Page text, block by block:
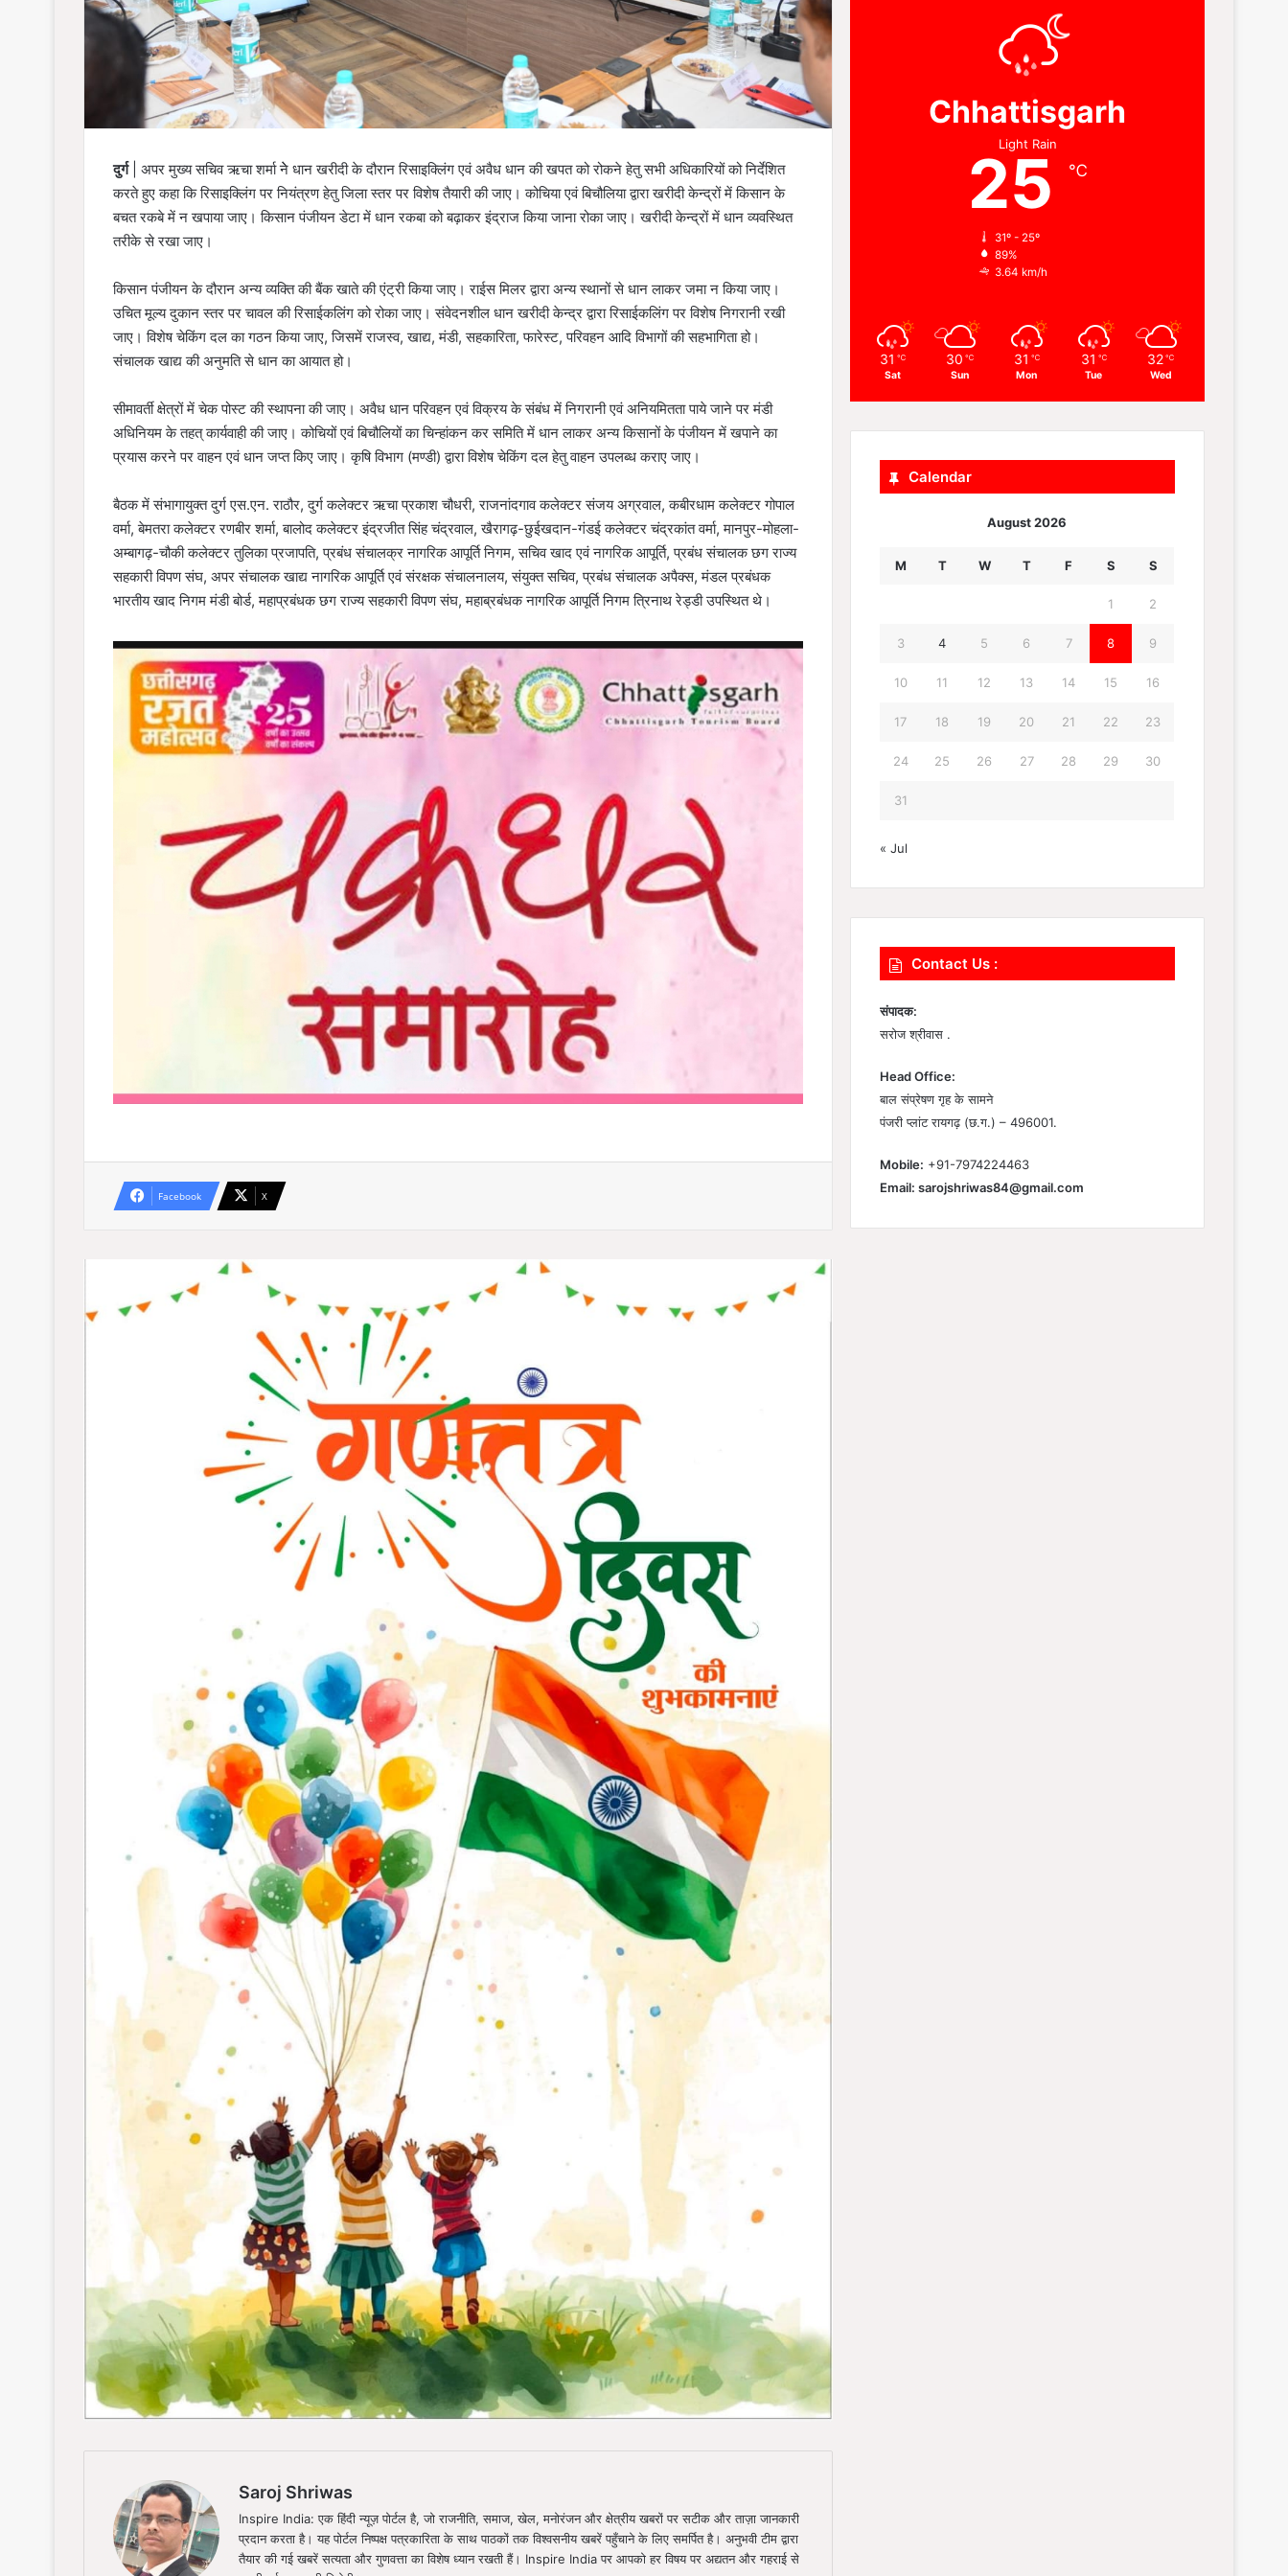
दुर्ग| अपर मुख्य सचिव ऋचा शर्मा नेे धान खरीदी के दौरान रिसाइक्लिंग एवं अवैध धान की खपत को रोकने हेतु सभी अधिकारियों को निर्देशित
करते हुए कहा कि रिसाइक्लिंग पर नियंत्रण हेतु जिला स्तर पर विशेष तैयारी की जाए। कोचिया एवं बिचौलिया द्वारा खरीदी केन्द्रों में किसान के
बचत रकबे में न खपाया जाए। किसान पंजीयन डेटा में धान रकबा को बढ़ाकर इंद्राज किया जाना रोका जाए। खरीदी केन्द्रों में धान व्यवस्थित
तरीके से रखा जाए।
किसान पंजीयन के दौरान अन्य व्यक्ति की बैंक खाते की एंट्री किया जाए। राईस मिलर द्वारा अन्य स्थानों से धान लाकर जमा न किया जाए।
उचित मूल्य दुकान स्तर पर चावल की रिसाईकलिंग को रोका जाए। संवेदनशील धान खरीदी केन्द्र द्वारा रिसाईकलिंग पर विशेष निगरानी रखी
जाए। विशेष चेकिंग दल का गठन किया जाए, जिसमें राजस्व, खाद्य, मंडी, सहकारिता, फारेस्ट, परिवहन आदि विभागों की सहभागिता हो।
संचालक खाद्य की अनुमति से धान का आयात हो।
सीमावर्ती क्षेत्रों में चेक पोस्ट की स्थापना की जाए। अवैध धान परिवहन एवं विक्रय के संबंध में निगरानी एवं अनियमितता पाये जाने पर मंडी
अधिनियम के तहत् कार्यवाही की जाए। कोचियों एवं बिचौलियों का चिन्हांकन कर समिति में धान लाकर अन्य किसानों के पंजीयन में खपाने का
प्रयास करने पर वाहन एवं धान जप्त किए जाए। कृषि विभाग (मण्डी) द्वारा विशेष चेकिंग दल हेतु वाहन उपलब्ध कराए जाए।
बैठक में संभागायुक्त दुर्ग एस.एन. राठौर, दुर्ग कलेक्टर ऋचा प्रकाश चौधरी, राजनांदगाव कलेक्टर संजय अग्रवाल, कबीरधाम कलेक्टर गोपाल
वर्मा, बेमतरा कलेक्टर रणबीर शर्मा, बालोद कलेक्टर इंद्रजीत सिंह चंद्रवाल, खैरागढ़-छुईखदान-गंडई कलेक्टर चंद्रकांत वर्मा, मानपुर-मोहला-
अम्बागढ़-चौकी कलेक्टर तुलिका प्रजापति, प्रबंध संचालक्र नागरिक आपूर्ति निगम, सचिव खाद एवं नागरिक आपूर्ति, प्रबंध संचालक छग राज्य
सहकारी विपण संघ, अपर संचालक खाद्य नागरिक आपूर्ति एवं संरक्षक संचालनालय, संयुक्त सचिव, प्रबंध संचालक अपैक्स, मंडल प्रबंधक
भारतीय खाद निगम मंडी बोर्ड, महाप्रबंधक छग राज्य सहकारी विपण संघ, महाब्रबंधक नागरिक आपूर्ति निगम त्रिनाथ रेड्डी उपस्थित थे।
Facebook X
Saroj Shriwas
Inspire India: एक हिंदी न्यूज़ पोर्टल है, जो राजनीति, समाज, खेल, मनोरंजन और क्षेत्रीय खबरों पर सटीक और ताज़ा जानकारी
प्रदान करता है। यह पोर्टल निष्पक्ष पत्रकारिता के साथ पाठकों तक विश्वसनीय खबरें पहुँचाने के लिए समर्पित है। अनुभवी टीम द्वारा
तैयार की गई खबरें सत्यता और गुणवत्ता का विशेष ध्यान रखती हैं। Inspire India पर आपको हर विषय पर अद्यतन और गहराई से
Chhattisgarh
Light Rain
25 ℃
31º - 25º
89%
3.64 km/h
31 ℃
Sat
30 ℃
Sun
31 ℃
Mon
31 ℃
Tue
32 ℃
Wed
Calendar
August 2026
M T W T F S S
1 2
3 4 5 6 7 8 9
10 11 12 13 14 15 16
17 18 19 20 21 22 23
24 25 26 27 28 29 30
31
« Jul
Contact Us :
संपादक:
सरोज श्रीवास .
Head Office:
बाल संप्रेषण गृह के सामने
पंजरी प्लांट रायगढ़ (छ.ग.) – 496001.
Mobile: +91-7974224463
Email:sarojshriwas84@gmail.com